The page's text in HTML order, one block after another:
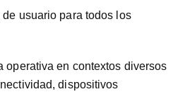
usuario para todos los
operativa en contextos diversos
dispositivos